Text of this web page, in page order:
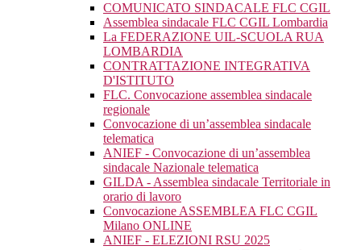
COMUNICATO SINDACALE FLC CGIL
Assemblea sindacale FLC CGIL Lombardia
La FEDERAZIONE UIL-SCUOLA RUA
LOMBARDIA
CONTRATTAZIONE INTEGRATIVA
D'ISTITUTO
FLC. Convocazione assemblea sindacale
regionale
Convocazione di un’assemblea sindacale
telematica
ANIEF - Convocazione di un’assemblea
sindacale Nazionale telematica
GILDA - Assemblea sindacale Territoriale in
orario di lavoro
Convocazione ASSEMBLEA FLC CGIL
Milano ONLINE
ANIEF - ELEZIONI RSU 2025